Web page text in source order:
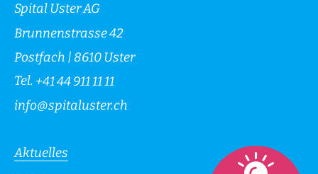
Spital Uster AG
Brunnenstrasse 42
Postfach | 8610 Uster
Tel. +41 44 911 11 11
info@spitaluster.ch
Aktuelles